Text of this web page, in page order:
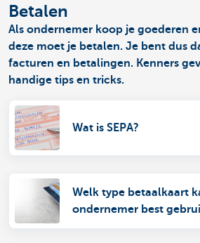
Betalen
Als ondernemer koop je goederen
deze moet je betalen. Je bent dus
facturen en betalingen. Kenners
handige tips en tricks.
Wat is SEPA?
Welk type betaalkaart
ondernemer best